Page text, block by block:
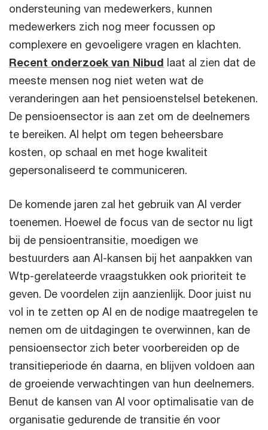
ondersteuning van medewerkers, kunnen
medewerkers zich nog meer focussen op
complexere en gevoeligere vragen en klachten.
Recent onderzoek van Nibud laat al zien dat de
meeste mensen nog niet weten wat de
veranderingen aan het pensioenstelsel betekenen.
De pensioensector is aan zet om de deelnemers
te bereiken. AI helpt om tegen beheersbare
kosten, op schaal en met hoge kwaliteit
gepersonaliseerd te communiceren.
De komende jaren zal het gebruik van AI verder
toenemen. Hoewel de focus van de sector nu ligt
bij de pensioentransitie, moedigen we
bestuurders aan AI-kansen bij het aanpakken van
Wtp-gerelateerde vraagstukken ook prioriteit te
geven. De voordelen zijn aanzienlijk. Door juist nu
vol in te zetten op AI en de nodige maatregelen te
nemen om de uitdagingen te overwinnen, kan de
pensioensector zich beter voorbereiden op de
transitieperiode én daarna, en blijven voldoen aan
de groeiende verwachtingen van hun deelnemers.
Benut de kansen van AI voor optimalisatie van de
organisatie gedurende de transitie én voor